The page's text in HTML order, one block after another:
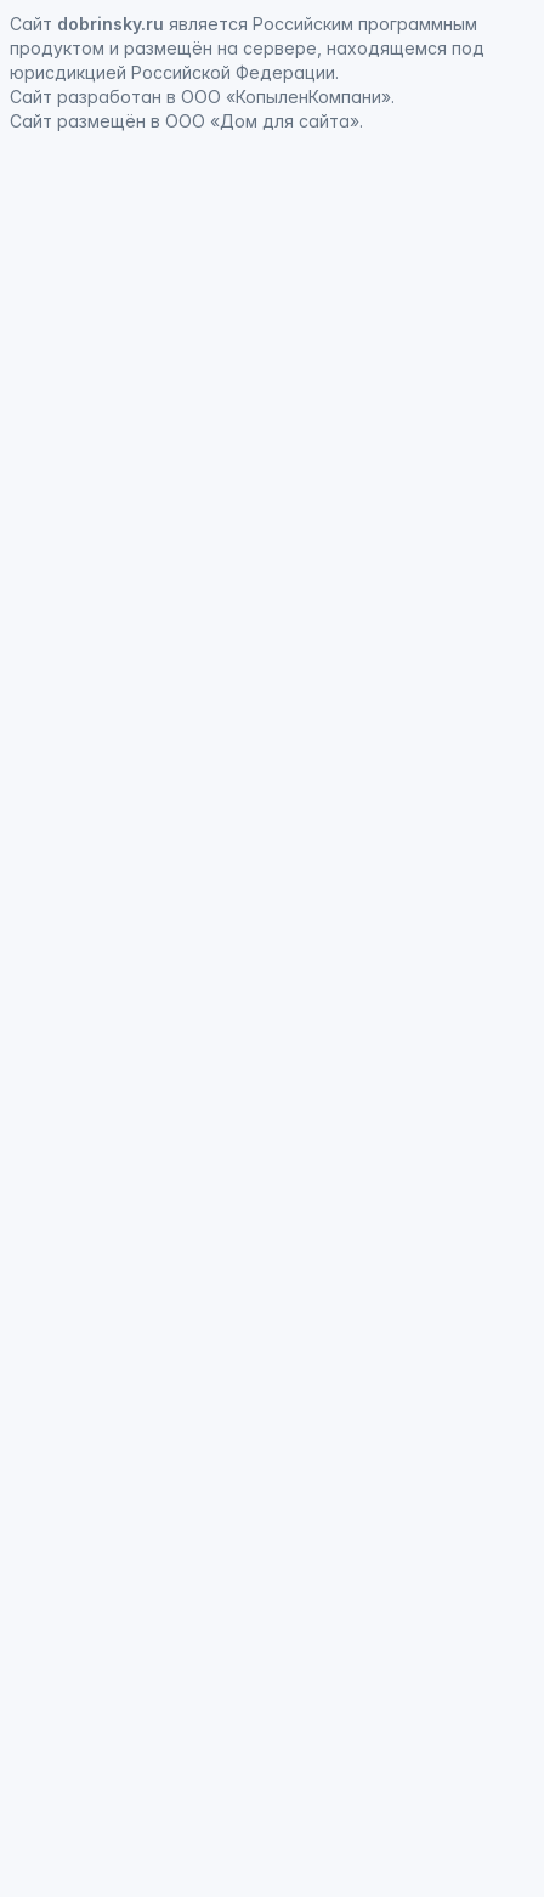
Сайт dobrinsky.ru является Российским программным
продуктом и размещён на сервере, находящемся под
юрисдикцией Российской Федерации.
Сайт разработан в ООО «КопыленКомпани».
Сайт размещён в ООО «Дом для сайта».